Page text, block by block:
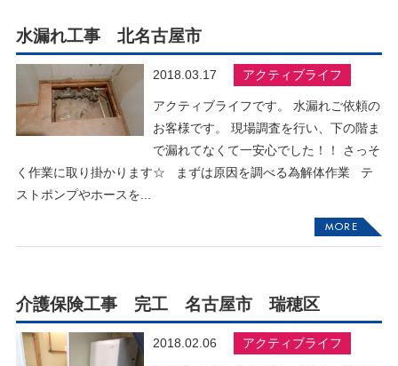
水漏れ工事 北名古屋市
2018.03.17 アクティブライフ
アクティブライフです。 水漏れご依頼の
お客様です。 現場調査を行い、下の階ま
で漏れてなくて一安心でした！！ さっそ
く作業に取り掛かります☆ まずは原因を調べる為解体作業 テ
ストポンプやホースを...
MORE
介護保険工事 完工 名古屋市 瑞穂区
2018.02.06 アクティブライフ